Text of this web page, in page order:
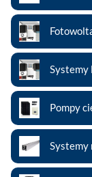
Systemy
Pompy
Systemy